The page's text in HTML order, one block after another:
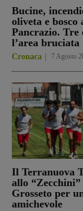
Bucine,
oliveta e bosco
Pancrazio. Tre
l’area bruciata
Cronaca 7 Agosto
Il Terranuova
allo
Grosseto per
amichevole